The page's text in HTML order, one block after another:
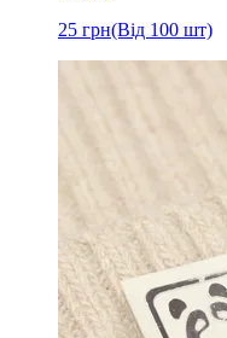
25 грн(Від 100 шт)